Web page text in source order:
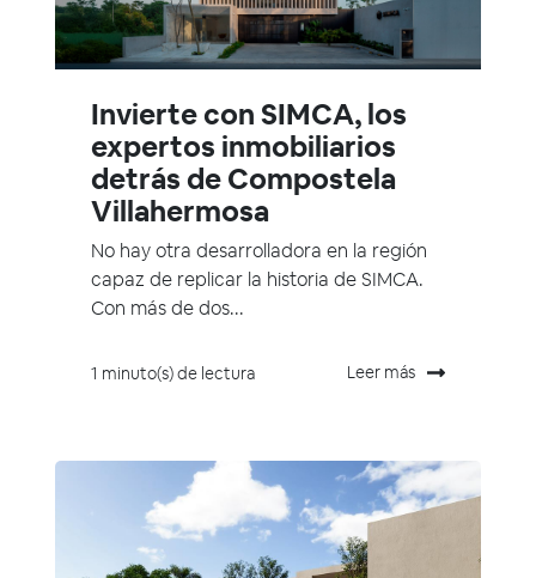
Invierte con SIMCA, los
expertos inmobiliarios
detrás de Compostela
Villahermosa
No hay otra desarrolladora en la región
capaz de replicar la historia de SIMCA.
Con más de dos...
1 minuto(s) de lectura Leer más